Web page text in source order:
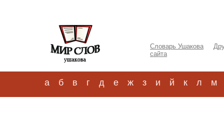
Словарь Ушакова
сайта
а б в г д е ж з и й к л м